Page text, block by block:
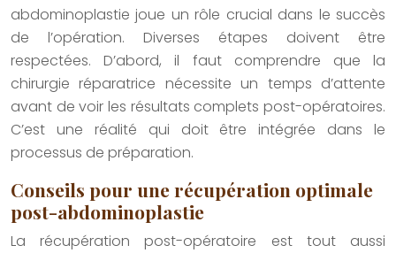
abdominoplastie joue un rôle crucial dans le succès
de l’opération. Diverses étapes doivent être
respectées. D’abord, il faut comprendre que la
chirurgie réparatrice nécessite un temps d’attente
avant de voir les résultats complets post-opératoires.
C’est une réalité qui doit être intégrée dans le
processus de préparation.
Conseils pour une récupération optimale
post-abdominoplastie
La récupération post-opératoire est tout aussi